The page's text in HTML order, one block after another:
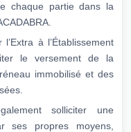
chaque partie dans la
à l’Établissement
le versement de la
immobilisé et des
solliciter une
ses propres moyens,